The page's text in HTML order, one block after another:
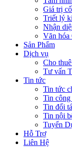
Giá trị
Triết lý
Nhận
Văn
Sản Phẩm
Dịch vụ
Cho
Tư vấn
Tin tức
Tin tức
Tin công
Tin đối
Tin nội
Tuyển
Hỗ Trợ
Liên Hệ